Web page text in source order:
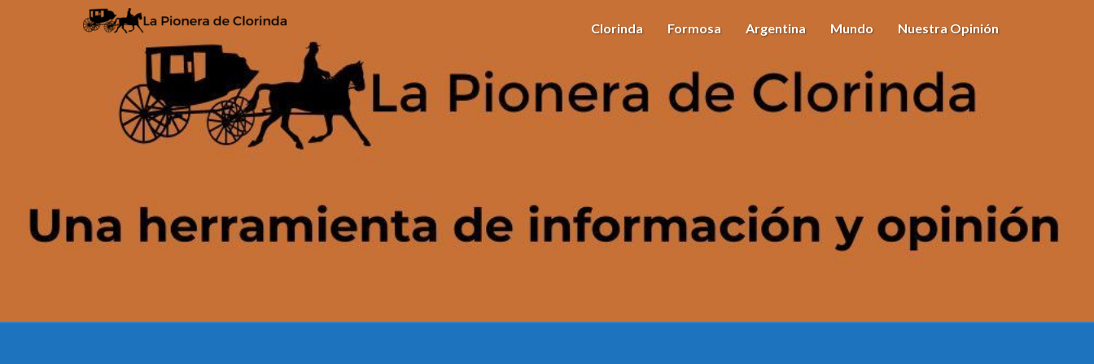
Clorinda Formosa Argentina Mundo Nuestra Opinión